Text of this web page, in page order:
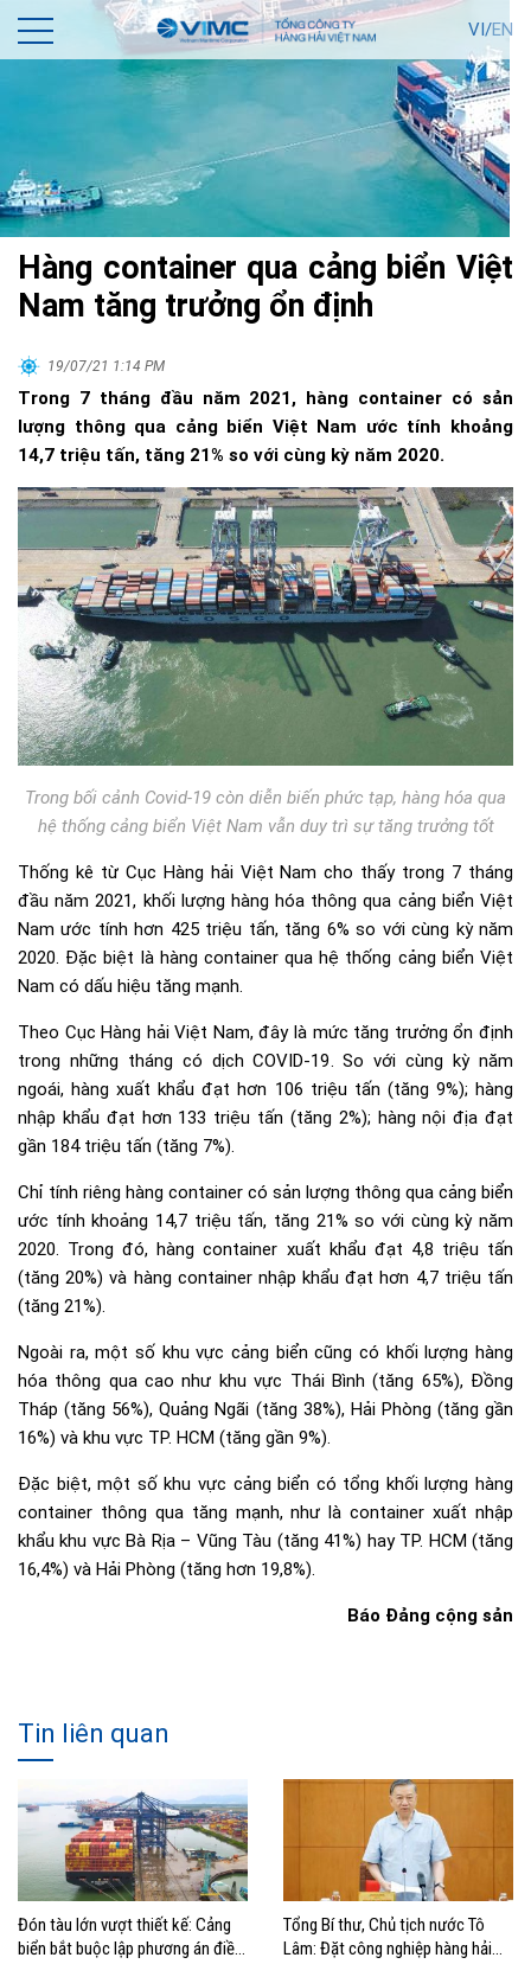
VI/EN
Hàng container qua cảng biển Việt
Nam tăng trưởng ổn định
19/07/21 1:14 PM
Trong 7 tháng đầu năm 2021, hàng container có sản
lượng thông qua cảng biển Việt Nam ước tính khoảng
14,7 triệu tấn, tăng 21% so với cùng kỳ năm 2020.
Trong bối cảnh Covid-19 còn diễn biến phức tạp, hàng hóa qua
hệ thống cảng biển Việt Nam vẫn duy trì sự tăng trưởng tốt
Thống kê từ Cục Hàng hải Việt Nam cho thấy trong 7 tháng
đầu năm 2021, khối lượng hàng hóa thông qua cảng biển Việt
Nam ước tính hơn 425 triệu tấn, tăng 6% so với cùng kỳ năm
2020. Đặc biệt là hàng container qua hệ thống cảng biển Việt
Nam có dấu hiệu tăng mạnh.
Theo Cục Hàng hải Việt Nam, đây là mức tăng trưởng ổn định
trong những tháng có dịch COVID-19. So với cùng kỳ năm
ngoái, hàng xuất khẩu đạt hơn 106 triệu tấn (tăng 9%); hàng
nhập khẩu đạt hơn 133 triệu tấn (tăng 2%); hàng nội địa đạt
gần 184 triệu tấn (tăng 7%).
Chỉ tính riêng hàng container có sản lượng thông qua cảng biển
ước tính khoảng 14,7 triệu tấn, tăng 21% so với cùng kỳ năm
2020. Trong đó, hàng container xuất khẩu đạt 4,8 triệu tấn
(tăng 20%) và hàng container nhập khẩu đạt hơn 4,7 triệu tấn
(tăng 21%).
Ngoài ra, một số khu vực cảng biển cũng có khối lượng hàng
hóa thông qua cao như khu vực Thái Bình (tăng 65%), Đồng
Tháp (tăng 56%), Quảng Ngãi (tăng 38%), Hải Phòng (tăng gần
16%) và khu vực TP. HCM (tăng gần 9%).
Đặc biệt, một số khu vực cảng biển có tổng khối lượng hàng
container thông qua tăng mạnh, như là container xuất nhập
khẩu khu vực Bà Rịa – Vũng Tàu (tăng 41%) hay TP. HCM (tăng
16,4%) và Hải Phòng (tăng hơn 19,8%).
Báo Đảng cộng sản
Tin liên quan
Đón tàu lớn vượt thiết kế: Cảng
biển bắt buộc lập phương án điều
Tổng Bí thư, Chủ tịch nước Tô
Lâm: Đặt công nghiệp hàng hải